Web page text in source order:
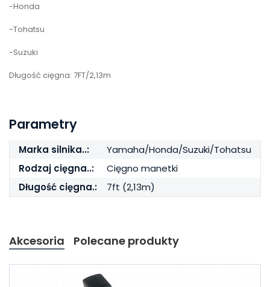
-Honda
-Tohatsu
-Suzuki
Długość cięgna: 7FT/2,13m
Parametry
Marka silnika..:
Yamaha/Honda/Suzuki/Tohatsu
Rodzaj cięgna..:
Cięgno manetki
Długość cięgna.:
7ft (2,13m)
Akcesoria Polecane produkty